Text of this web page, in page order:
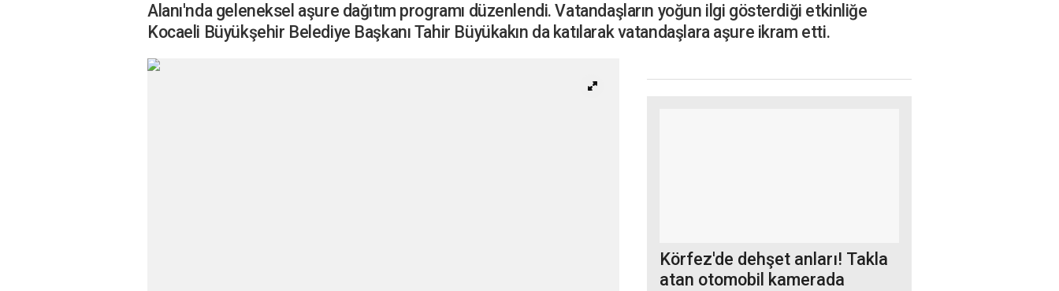
Alanı'nda geleneksel aşure dağıtım programı düzenlendi. Vatandaşların yoğun ilgi gösterdiği etkinliğe
Kocaeli Büyükşehir Belediye Başkanı Tahir Büyükakın da katılarak vatandaşlara aşure ikram etti.
Körfez'de dehşet anları! Takla
atan otomobil kamerada